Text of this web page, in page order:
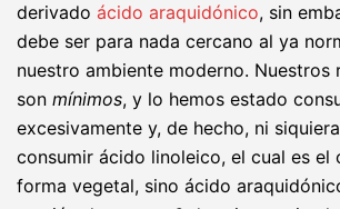
derivado ácido araquidónico, sin
debe ser para nada cercano al ya
nuestro ambiente moderno. Nuestros
son mínimos, y lo hemos estado
excesivamente y, de hecho, ni
consumir ácido linoleico, el cual es el
forma vegetal, sino ácido